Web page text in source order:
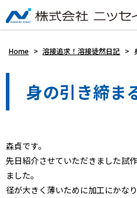
Home > 溶接追求！溶接徒然日記 >
身の引き締ま
森貞です。
先日紹介させていただきました試
ました。
径が大きく薄いために加工にかな